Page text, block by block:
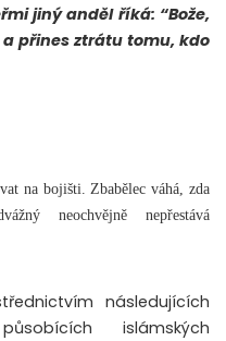
jiný anděl říká: “Bože,
přines ztrátu tomu, kdo
na bojišti. Zbabělec váhá, zda
neochvějně nepřestává
následujících
islámských